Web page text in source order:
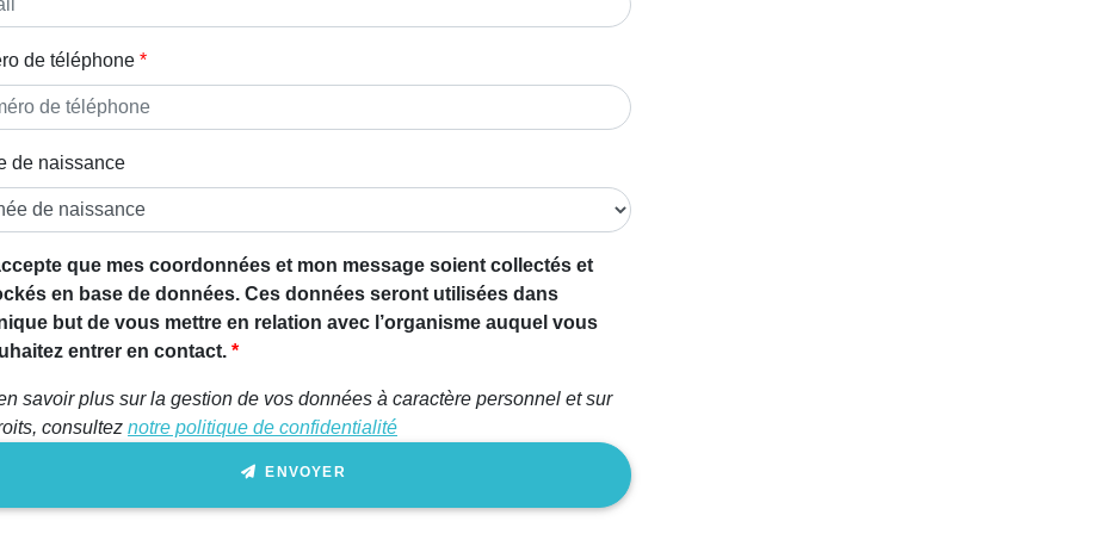
de téléphone
de naissance
que mes coordonnées et mon message soient collectés et
en base de données. Ces données seront utilisées dans
but de vous mettre en relation avec l’organisme auquel vous
entrer en contact.
savoir plus sur la gestion de vos données à caractère personnel et sur
consultez notre politique de confidentialité
ENVOYER